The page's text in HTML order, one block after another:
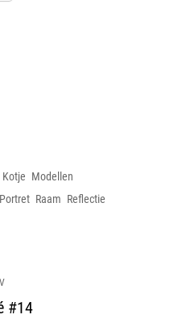
Kotje Modellen
Portret Raam Reflectie
#14